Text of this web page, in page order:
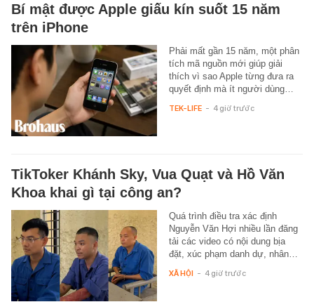
Bí mật được Apple giấu kín suốt 15 năm
trên iPhone
Phải mất gần 15 năm, một phân
tích mã nguồn mới giúp giải
thích vì sao Apple từng đưa ra
quyết định mà ít người dùng…
TEK-LIFE - 4 giờ trước
TikToker Khánh Sky, Vua Quạt và Hồ Văn
Khoa khai gì tại công an?
Quá trình điều tra xác định
Nguyễn Văn Hợi nhiều lần đăng
tải các video có nội dung bịa
đặt, xúc phạm danh dự, nhân…
XÃ HỘI - 4 giờ trước